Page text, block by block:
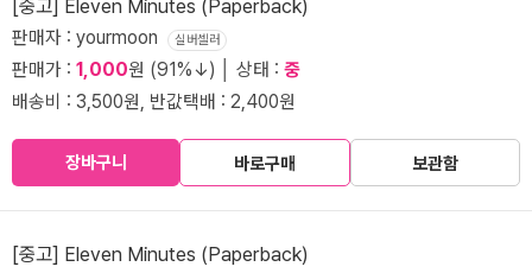
[중고] Eleven Minutes (Paperback)
판매자 : yourmoon 실버셀러
판매가 : 1,000원 (91%↓) │ 상태 : 중
배송비 : 3,500원, 반값택배 : 2,400원
장바구니 바로구매 보관함
[중고] Eleven Minutes (Paperback)